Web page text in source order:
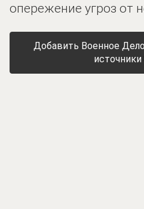
опережение угроз от
Добавить Военное
источники